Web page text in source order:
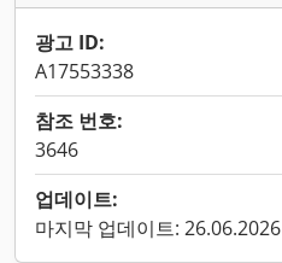
광고 ID:
A17553338
참조 번호:
3646
업데이트:
마지막 업데이트: 26.06.2026